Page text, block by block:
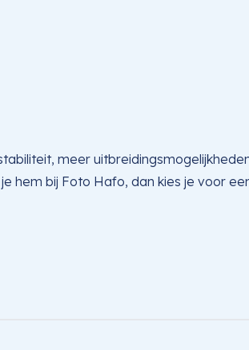
meer
hem bij Foto Hafo, dan kies je voor